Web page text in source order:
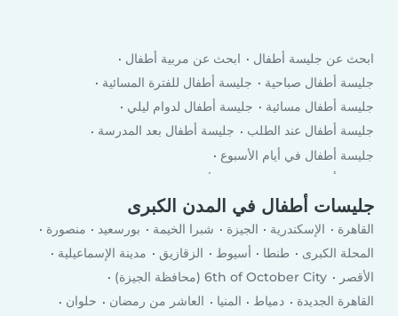
ابحث عن جليسة أطفال
ابحث عن مربية أطفال
جليسة أطفال صباحية
جليسة أطفال للفترة المسائية
جليسة أطفال مسائية
جليسة أطفال لدوام ليلي
جليسة أطفال عند الطلب
جليسة أطفال بعد المدرسة
جليسة أطفال في أيام الأسبوع
جليسة أطفال في لعطلة نهاية الأسبوع
جليسات أطفال في المدن الكبرى
القاهرة الإسكندرية الجيزة شبرا الخيمة بورسعيد
منصورة
المحلة الكبرى
طنطا أسيوط الزقازيق
مدينة الإسماعيلية
الأقصر
6th of October City (محافظة الجيزة)
القاهرة الجديدة
دمياط المنيا العاشر من رمضان
حلوان